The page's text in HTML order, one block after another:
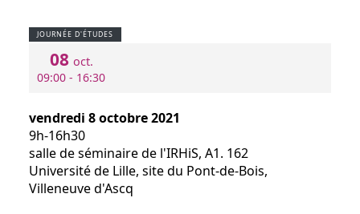
JOURNÉE D'ÉTUDES
08 oct.
09:00 - 16:30
vendredi 8 octobre 2021
9h-16h30
salle de séminaire de l'IRHiS, A1. 162
Université de Lille, site du Pont-de-Bois,
Villeneuve d'Ascq